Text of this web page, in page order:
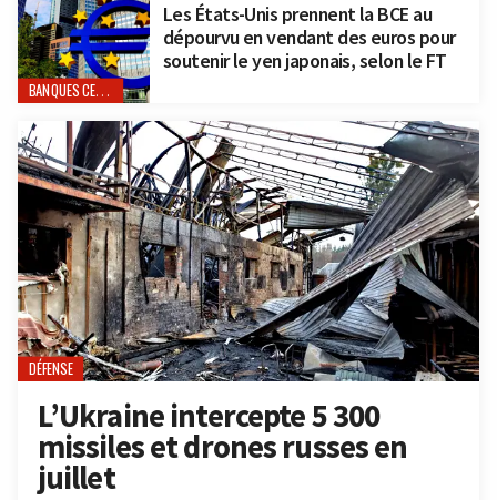
BANQUES CENTRALES
Les États-Unis prennent la BCE au
dépourvu en vendant des euros pour
soutenir le yen japonais, selon le FT
DÉFENSE
L’Ukraine intercepte 5 300
missiles et drones russes en
juillet